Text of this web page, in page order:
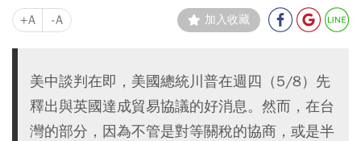
+A -A 加入收藏
美中談判在即，美國總統川普在週四（5/8）先
釋出與英國達成貿易協議的好消息。然而，在台
灣的部分，因為不管是對等關稅的協商，或是半